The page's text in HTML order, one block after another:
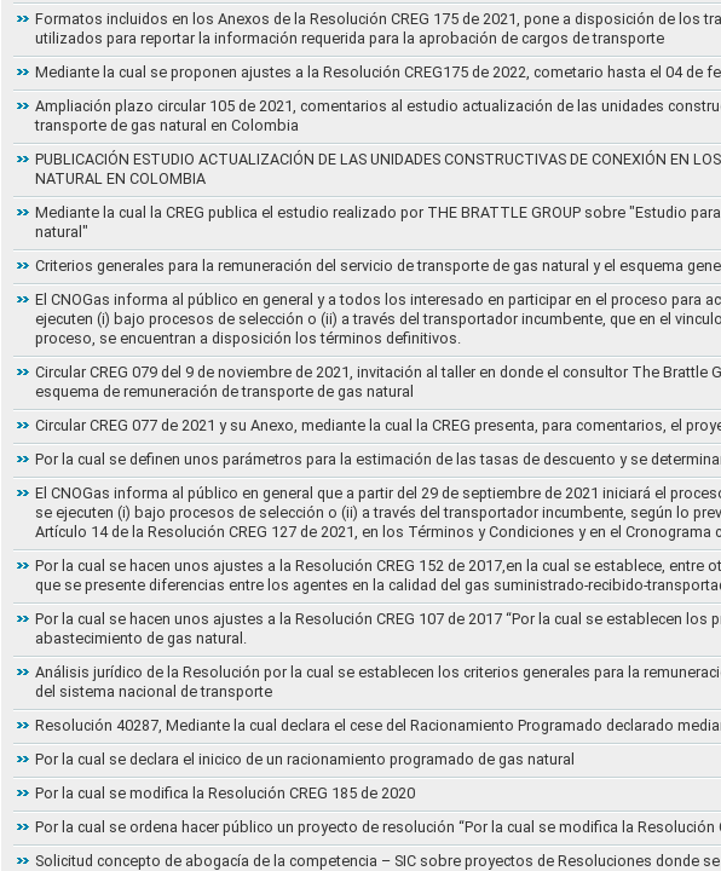
Formatos incluidos en los Anexos de la Resolución CREG 175 de 2021, pone a disposición de los
utilizados para reportar la información requerida para la aprobación de cargos de transporte
Mediante la cual se proponen ajustes a la Resolución CREG175 de 2022, cometario hasta el 04 de
Ampliación plazo circular 105 de 2021, comentarios al estudio actualización de las unidades
transporte de gas natural en Colombia
PUBLICACIÓN ESTUDIO ACTUALIZACIÓN DE LAS UNIDADES CONSTRUCTIVAS DE CONEXIÓN EN
NATURAL EN COLOMBIA
Mediante la cual la CREG publica el estudio realizado por THE BRATTLE GROUP sobre "Estudio
natural"
Criterios generales para la remuneración del servicio de transporte de gas natural y el esquema
El CNOGas informa al público en general y a todos los interesado en participar en el proceso para
ejecuten (i) bajo procesos de selección o (ii) a través del transportador incumbente, que en el
proceso, se encuentran a disposición los términos definitivos.
Circular CREG 079 del 9 de noviembre de 2021, invitación al taller en donde el consultor The
esquema de remuneración de transporte de gas natural
Circular CREG 077 de 2021 y su Anexo, mediante la cual la CREG presenta, para comentarios, el
Por la cual se definen unos parámetros para la estimación de las tasas de descuento y se
El CNOGas informa al público en general que a partir del 29 de septiembre de 2021 iniciará el
se ejecuten (i) bajo procesos de selección o (ii) a través del transportador incumbente, según lo
Artículo 14 de la Resolución CREG 127 de 2021, en los Términos y Condiciones y en el
Por la cual se hacen unos ajustes a la Resolución CREG 152 de 2017,en la cual se establece,
que se presente diferencias entre los agentes en la calidad del gas suministrado-recibido-
Por la cual se hacen unos ajustes a la Resolución CREG 107 de 2017 “Por la cual se establecen
abastecimiento de gas natural.
Análisis jurídico de la Resolución por la cual se establecen los criterios generales para la
del sistema nacional de transporte
Resolución 40287, Mediante la cual declara el cese del Racionamiento Programado declarado
Por la cual se declara el inicico de un racionamiento programado de gas natural
Por la cual se modifica la Resolución CREG 185 de 2020
Por la cual se ordena hacer público un proyecto de resolución “Por la cual se modifica la Resolución
Solicitud concepto de abogacía de la competencia – SIC sobre proyectos de Resoluciones donde